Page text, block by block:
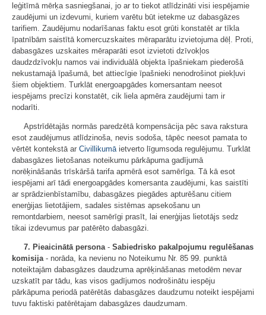
leģitīmā mērķa sasniegšanai, jo ar to tiekot atlīdzināti visi iespējamie
zaudējumi un izdevumi, kuriem varētu būt ietekme uz dabasgāzes
tarifiem. Zaudējumu nodarīšanas faktu esot grūti konstatēt ar tīkla
īpatnībām saistītā komercuzskaites mēraparātu izvietojuma dēļ. Proti,
dabasgāzes uzskaites mēraparāti esot izvietoti dzīvokļos
daudzdzīvokļu namos vai individuālā objekta īpašniekam piederošā
nekustamajā īpašumā, bet attiecīgie īpašnieki nenodrošinot piekļuvi
šiem objektiem. Turklāt energoapgādes komersantam neesot
iespējams precīzi konstatēt, cik liela apmēra zaudējumi tam ir
nodarīti.
Apstrīdētajās normās paredzētā kompensācija pēc sava rakstura
esot zaudējumus atlīdzinoša, nevis sodoša, tāpēc neesot pamata to
vērtēt kontekstā ar Civillikumā ietverto līgumsoda regulējumu. Turklāt
dabasgāzes lietošanas noteikumu pārkāpuma gadījumā
norēķināšanās trīskāršā tarifa apmērā esot samērīga. Tā kā esot
iespējami arī tādi energoapgādes komersanta zaudējumi, kas saistīti
ar sprādzienbīstamību, dabasgāzes piegādes apturēšanu citiem
enerģijas lietotājiem, sadales sistēmas apsekošanu un
remontdarbiem, neesot samērīgi prasīt, lai enerģijas lietotājs sedz
tikai izdevumus par patērēto dabasgāzi.
7. Pieaicinātā persona - Sabiedrisko pakalpojumu regulēšanas
komisija - norāda, ka nevienu no Noteikumu Nr. 85 99. punktā
noteiktajām dabasgāzes daudzuma aprēķināšanas metodēm nevar
uzskatīt par tādu, kas visos gadījumos nodrošinātu iespēju
pārkāpuma periodā patērētās dabasgāzes daudzumu noteikt iespējami
tuvu faktiski patērētajam dabasgāzes daudzumam.